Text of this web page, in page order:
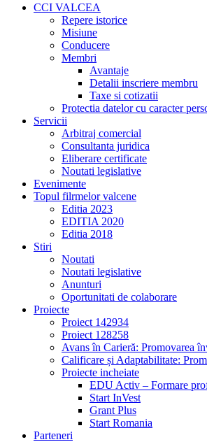
CCI VALCEA
Repere istorice
Misiune
Conducere
Membri
Avantaje
Detalii inscriere membru
Taxe si cotizatii
Protectia datelor cu caracter
Servicii
Arbitraj comercial
Consultanta juridica
Eliberare certificate
Noutati legislative
Evenimente
Topul filrmelor valcene
Editia 2023
EDITIA 2020
Editia 2018
Stiri
Noutati
Noutati legislative
Anunturi
Oportunitati de colaborare
Proiecte
Proiect 142934
Proiect 128258
Avans în Carieră: Promovarea
Calificare și Adaptabilitate:
Proiecte incheiate
EDU Activ – Formare
Start InVest
Grant Plus
Start Romania
Parteneri